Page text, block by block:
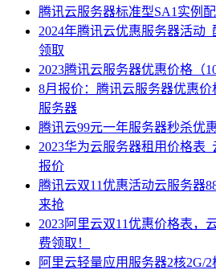
腾讯云服务器标准型SA1实例
2024年腾讯云优惠服务器活动
领取
2023腾讯云服务器优惠价格（
8月报价：腾讯云服务器优惠
服务器
腾讯云99元一年服务器秒杀优
2023华为云服务器租用价格表_
报价
腾讯云双11优惠活动云服务器
来抢
2023阿里云双11优惠价格表，
费领取！
阿里云轻量应用服务器2核2G/